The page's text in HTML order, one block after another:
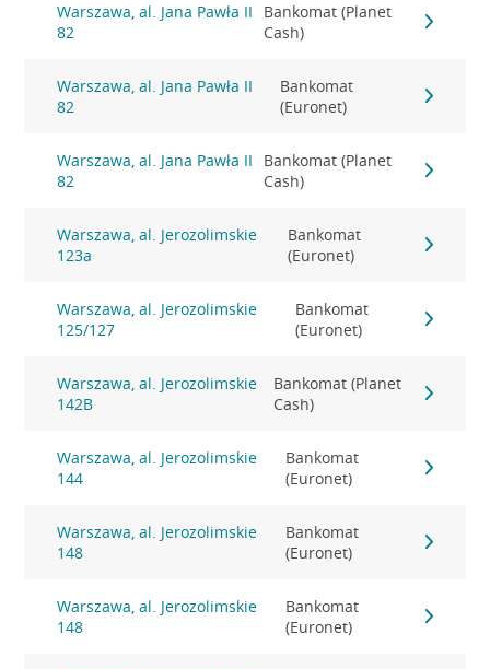
Warszawa, al. Jana Pawła II
82
Bankomat (Planet
Cash)
Warszawa, al. Jana Pawła II
82
Bankomat
(Euronet)
Warszawa, al. Jana Pawła II
82
Bankomat (Planet
Cash)
Warszawa, al. Jerozolimskie
123a
Bankomat
(Euronet)
Warszawa, al. Jerozolimskie
125/127
Bankomat
(Euronet)
Warszawa, al. Jerozolimskie
142B
Bankomat (Planet
Cash)
Warszawa, al. Jerozolimskie
144
Bankomat
(Euronet)
Warszawa, al. Jerozolimskie
148
Bankomat
(Euronet)
Warszawa, al. Jerozolimskie
148
Bankomat
(Euronet)